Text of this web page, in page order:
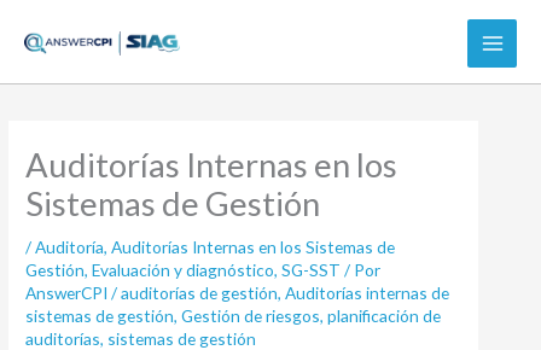
Auditorías Internas en los
Sistemas de Gestión
/Auditoría,Auditorías Internas en los Sistemas de
Gestión,Evaluación y diagnóstico,SG-SST / Por
AnswerCPI/auditorías de gestión,Auditorías internas de
sistemas de gestión,Gestión de riesgos,planificación de
auditorías, sistemas de gestión